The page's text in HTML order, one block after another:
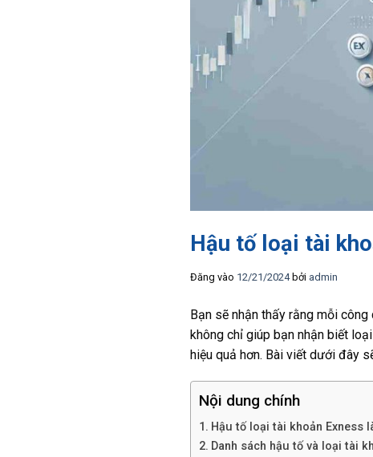
Hậu tố loại tài
Đăng vào 12/21/2024 bởi admin
Bạn sẽ nhận thấy rằng mỗi
không chỉ giúp bạn nhận biết
hiệu quả hơn. Bài viết dưới đây
Nội dung chính
Hậu tố loại tài khoản Exness
Danh sách hậu tố và loại tài